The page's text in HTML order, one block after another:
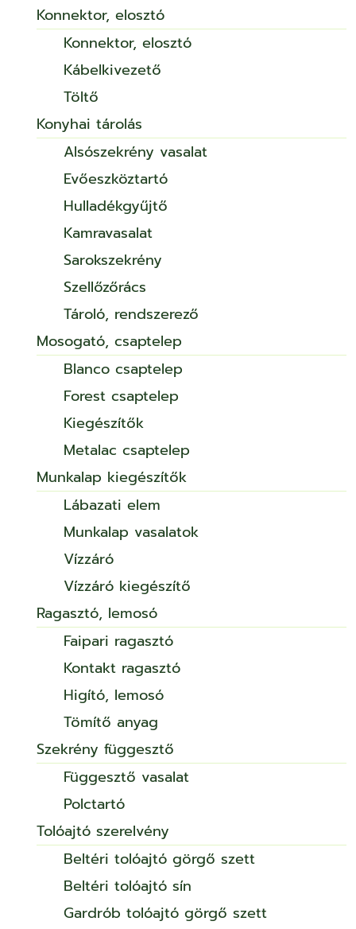
Konnektor, elosztó
Konnektor, elosztó
Kábelkivezető
Töltő
Konyhai tárolás
Alsószekrény vasalat
Evőeszköztartó
Hulladékgyűjtő
Kamravasalat
Sarokszekrény
Szellőzőrács
Tároló, rendszerező
Mosogató, csaptelep
Blanco csaptelep
Forest csaptelep
Kiegészítők
Metalac csaptelep
Munkalap kiegészítők
Lábazati elem
Munkalap vasalatok
Vízzáró
Vízzáró kiegészítő
Ragasztó, lemosó
Faipari ragasztó
Kontakt ragasztó
Higító, lemosó
Tömítő anyag
Szekrény függesztő
Függesztő vasalat
Polctartó
Tolóajtó szerelvény
Beltéri tolóajtó görgő szett
Beltéri tolóajtó sín
Gardrób tolóajtó görgő szett